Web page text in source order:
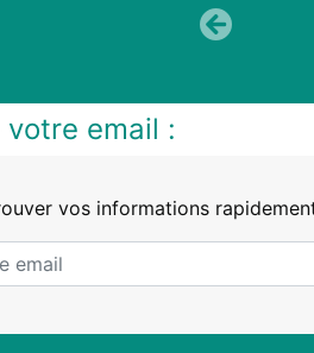
Précédent
votre email :
vos informations